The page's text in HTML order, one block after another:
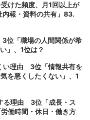
けた頻度、月1回以上が
報・資料の共有」83.
位「職場の人間関係が希
」、1位は？
い理由 3位「情報共有を
を悪くしたくない」、1
る理由 3位「成長・ス
働時間・休日・働き方